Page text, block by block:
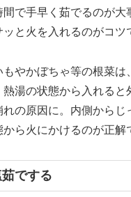
間で手早く茹でるのが大
と火を入れるのがコツ
やかぼちゃ等の根菜は
熱湯の状態から入れると
れの原因に。内側からじ
ら火にかけるのが正解
でする